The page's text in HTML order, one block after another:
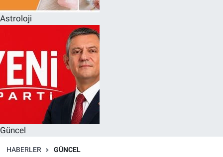
Astroloji
Güncel
HABERLER GÜNCEL